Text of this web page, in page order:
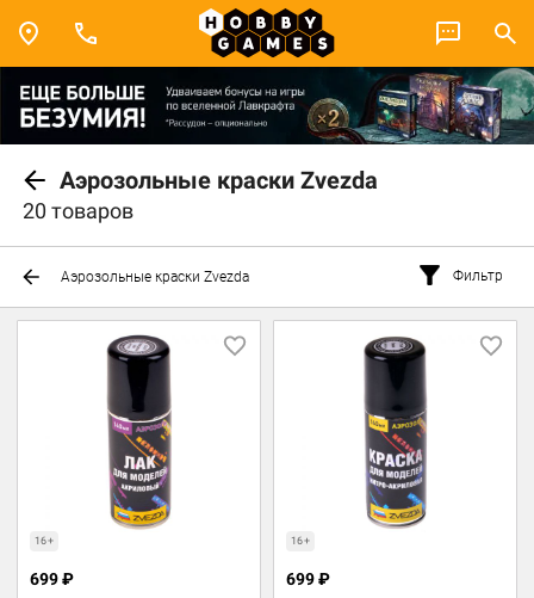
Аэрозольные краски Zvezda
20 товаров
Аэрозольные краски Zvezda Фильтр
16+
699 ₽
16+
699 ₽